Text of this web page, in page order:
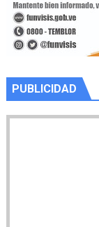
PUBLICIDAD